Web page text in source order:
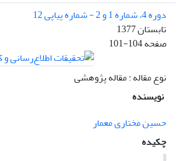
دوره 4، شماره 1 و 2 - شماره پیاپی 12
تابستان 1377
صفحه101-104
نوع مقاله : مقاله پژوهشی
نویسنده
حسین مختاری معمار
چکیده